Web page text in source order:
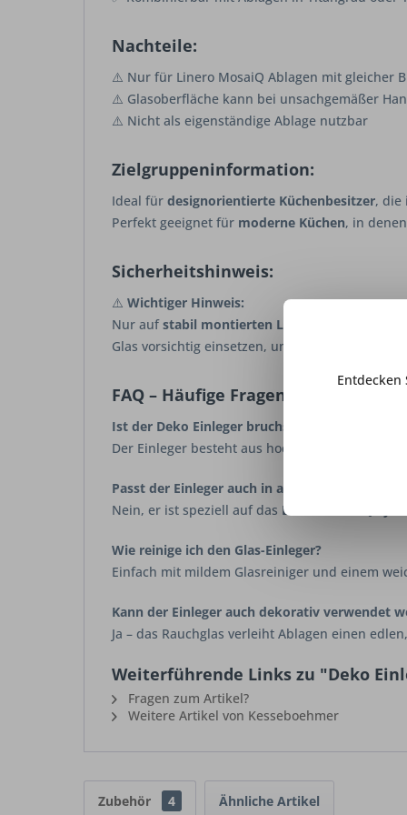
Nachteile:
⚠️ Nur für Linero MosaiQ Ablagen mit gleicher
⚠️ Glasoberfläche kann bei unsachgemäßer
⚠️ Nicht als eigenständige Ablage nutzbar
Zielgruppeninformation:
Ideal für designorientierte Küchenbesitzer, die
Perfekt geeignet für moderne Küchen, in
Sicherheitshinweis:
⚠️ Wichtiger Hinweis:
Nur aufstabil montierten Linero MosaiQ
Glas vorsichtig einsetzen, um Bruch oder
FAQ – Häufige Fragen:
Ist der Deko Einleger bruchsicher?
Der Einleger besteht aus hochwertigem Glas,
Passt der Einleger auch in andere Systeme?
Nein, er ist speziell auf das Linero MosaiQ
Wie reinige ich den Glas-Einleger?
Einfach mit mildem Glasreiniger und einem
Kann der Einleger auch dekorativ verwendet
Ja – das Rauchglas verleiht Ablagen einen
Weiterführende Links zu "Deko
Fragen zum Artikel?
Weitere Artikel von Kesseboehmer
Zubehör 4 Ähnliche Artikel
Entdecken